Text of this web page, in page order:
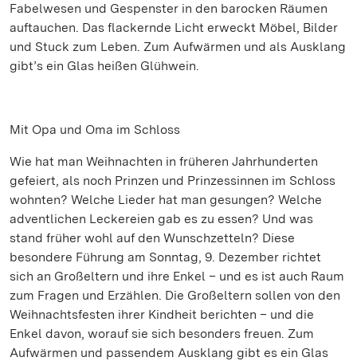
Fabelwesen und Gespenster in den barocken Räumen
auftauchen. Das flackernde Licht erweckt Möbel, Bilder
und Stuck zum Leben. Zum Aufwärmen und als Ausklang
gibt’s ein Glas heißen Glühwein.
Mit Opa und Oma im Schloss
Wie hat man Weihnachten in früheren Jahrhunderten
gefeiert, als noch Prinzen und Prinzessinnen im Schloss
wohnten? Welche Lieder hat man gesungen? Welche
adventlichen Leckereien gab es zu essen? Und was
stand früher wohl auf den Wunschzetteln? Diese
besondere Führung am Sonntag, 9. Dezember richtet
sich an Großeltern und ihre Enkel – und es ist auch Raum
zum Fragen und Erzählen. Die Großeltern sollen von den
Weihnachtsfesten ihrer Kindheit berichten – und die
Enkel davon, worauf sie sich besonders freuen. Zum
Aufwärmen und passendem Ausklang gibt es ein Glas